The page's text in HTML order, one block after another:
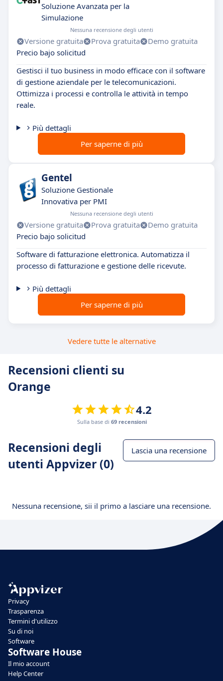
Soluzione Avanzata per la
Simulazione
Nessuna recensione degli utenti
Versione gratuita Prova gratuita
Demo gratuita
Precio bajo solicitud
Gestisci il tuo business in modo efficace con il software
di gestione aziendale per le telecomunicazioni.
Ottimizza i processi e controlla le attività in tempo
reale.
Più dettagli
Per saperne di più
Gentel
Soluzione Gestionale
Innovativa per PMI
Nessuna recensione degli utenti
Versione gratuita Prova gratuita
Demo gratuita
Precio bajo solicitud
Software di fatturazione elettronica. Automatizza il
processo di fatturazione e gestione delle ricevute.
Più dettagli
Per saperne di più
Vedere tutte le alternative
Recensioni clienti su
Orange
4.2
Sulla base di 69 recensioni
Recensioni degli
utenti Appvizer (0)
Lascia una recensione
Nessuna recensione, sii il primo a lasciare una recensione.
Privacy
Trasparenza
Termini d'utilizzo
Su di noi
Software
Software House
Il mio account
Help Center